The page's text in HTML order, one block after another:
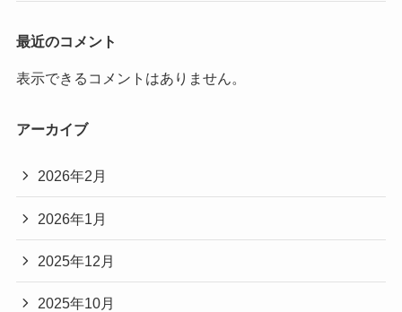
最近のコメント
表示できるコメントはありません。
アーカイブ
2026年2月
2026年1月
2025年12月
2025年10月